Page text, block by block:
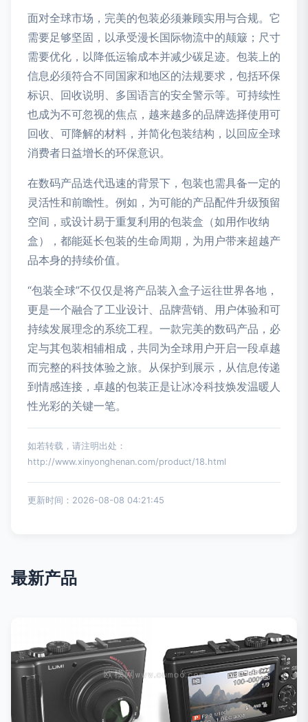
面对全球市场，完美的包装必须兼顾实用与合规。它
需要足够坚固，以承受漫长国际物流中的颠簸；尺寸
需要优化，以降低运输成本并减少碳足迹。包装上的
信息必须符合不同国家和地区的法规要求，包括环保
标识、回收说明、多国语言的安全警示等。可持续性
也成为不可忽视的焦点，越来越多的品牌选择使用可
回收、可降解的材料，并简化包装结构，以回应全球
消费者日益增长的环保意识。
在数码产品迭代迅速的背景下，包装也需具备一定的
灵活性和前瞻性。例如，为可能的产品配件升级预留
空间，或设计易于重复利用的包装盒（如用作收纳
盒），都能延长包装的生命周期，为用户带来超越产
品本身的持续价值。
“包装全球”不仅仅是将产品装入盒子运往世界各地，
更是一个融合了工业设计、品牌营销、用户体验和可
持续发展理念的系统工程。一款完美的数码产品，必
定与其包装相辅相成，共同为全球用户开启一段卓越
而完整的科技体验之旅。从保护到展示，从信息传递
到情感连接，卓越的包装正是让冰冷科技焕发温暖人
性光彩的关键一笔。
如若转载，请注明出处：
http://www.xinyonghenan.com/product/18.html
更新时间：2026-08-08 04:21:45
最新产品